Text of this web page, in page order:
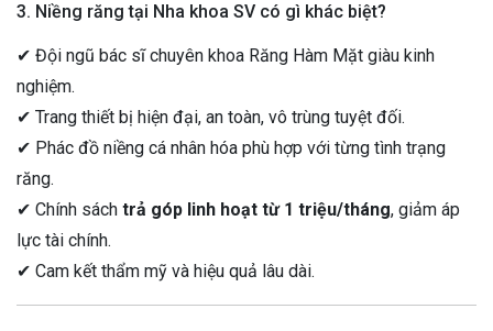
3. Niềng răng tại Nha khoa SV có gì khác biệt?
✔ Đội ngũ bác sĩ chuyên khoa Răng Hàm Mặt giàu kinh
nghiệm.
✔ Trang thiết bị hiện đại, an toàn, vô trùng tuyệt đối.
✔ Phác đồ niềng cá nhân hóa phù hợp với từng tình trạng
răng.
✔ Chính sách trả góp linh hoạt từ 1 triệu/tháng, giảm áp
lực tài chính.
✔ Cam kết thẩm mỹ và hiệu quả lâu dài.